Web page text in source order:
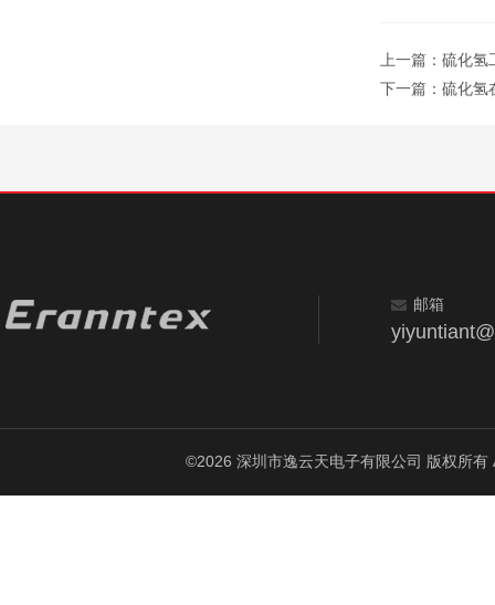
上一篇： 硫化氢
下一篇： 硫化氢
邮箱
©2026 深圳市逸云天电子有限公司 版权所有